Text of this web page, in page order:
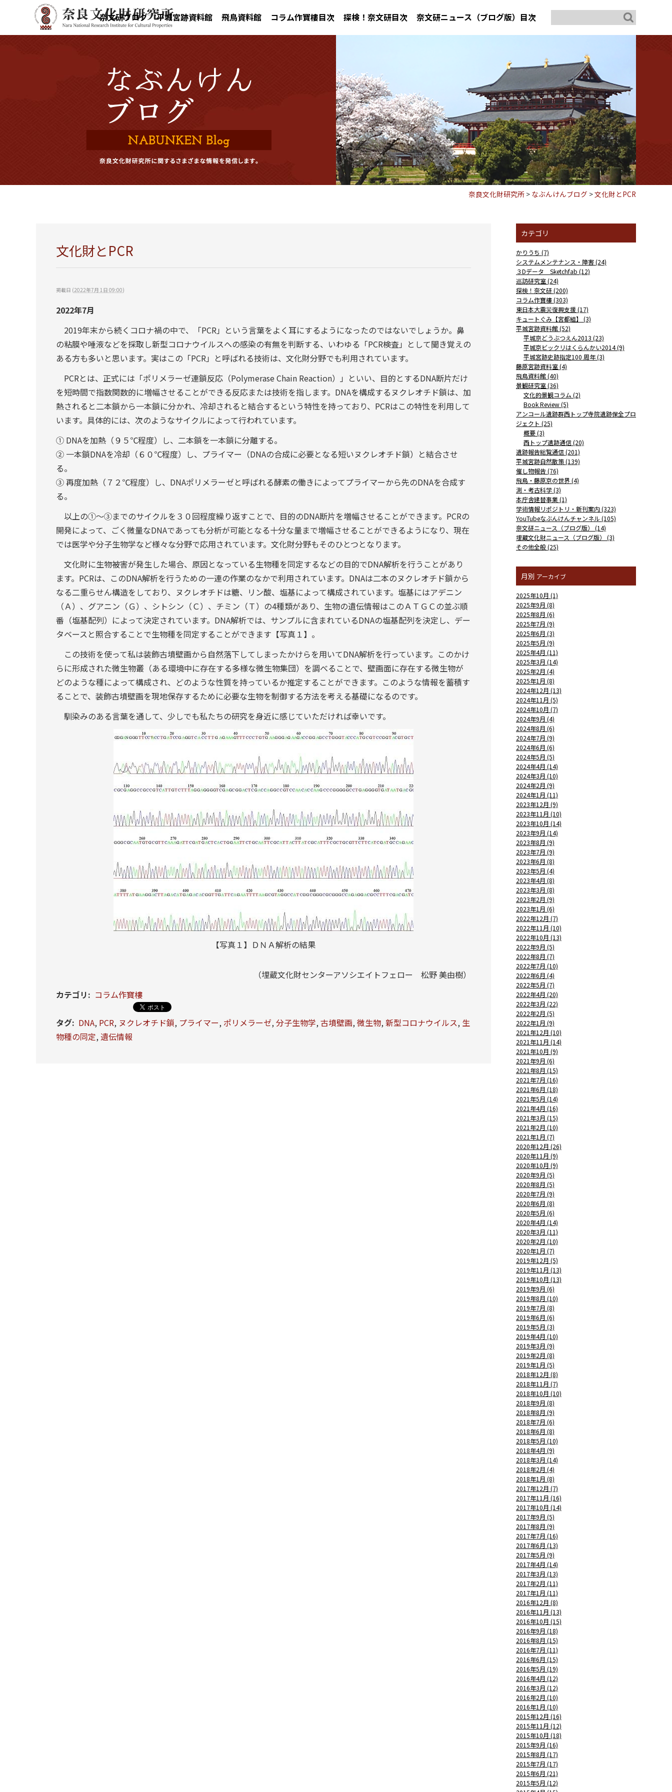
奈文研ブログ 平城宮跡資料館 飛鳥資料館 コラム作寶樓目次 探検！奈文研目次 奈文研ニュース（ブログ版）目次
奈良文化財研究所 > なぶんけんブログ >文化財とPCR
文化財とPCR
掲載日 (2022年7月 1日 09:00)
2022年7月
2019年末から続くコロナ禍の中で、「PCR」という言葉をよく耳にするようになったのではないでしょうか。鼻
の粘膜や唾液などを採取し新型コロナウイルスへの感染の有無を判断する、いわゆる「PCR検査」として聞き覚えの
ある方も多いと思います。実はこの「PCR」と呼ばれる技術は、文化財分野でも利用されています。
PCRとは、正式には「ポリメラーゼ連鎖反応（Polymerase Chain Reaction）」といい、目的とするDNA断片だけ
を短時間で指数関数的に増幅させることができる反応または技術を指します。DNAを構成するヌクレオチド鎖は、加
熱されると二本鎖から一本鎖に分かれ、冷却されると結合するという特性を持っており、PCRはこの特性を利用して
います。具体的には、次のようなサイクルによって行われています。
① DNAを加熱（９５℃程度）し、二本鎖を一本鎖に分離する。
② 一本鎖DNAを冷却（６０℃程度）し、プライマー（DNAの合成に必要となる短いヌクレオチド鎖）と結合させ
る。
③ 再度加熱（７２℃程度）し、DNAポリメラーゼと呼ばれる酵素の働きによってプライマーから先のDNAを合成す
る。
以上の①～③までのサイクルを３０回程度繰り返すことで、目的のDNA断片を増幅させることができます。PCRの
開発によって、ごく微量なDNAであっても分析が可能となる十分な量まで増幅させることができるようになり、現在
では医学や分子生物学など様々な分野で応用されています。文化財分野もそのひとつとなります。
文化財に生物被害が発生した場合、原因となっている生物種を同定するなどの目的でDNA解析を行うことがあり
ます。PCRは、このDNA解析を行うための一連の作業のなかで利用されています。DNAは二本のヌクレオチド鎖から
なる二重らせん構造をしており、ヌクレオチドは糖、リン酸、塩基によって構成されています。塩基にはアデニン
（Ａ）、グアニン（Ｇ）、シトシン（Ｃ）、チミン（Ｔ）の4種類があり、生物の遺伝情報はこのＡＴＧＣの並ぶ順
番（塩基配列）によって決定されています。DNA解析では、サンプルに含まれているDNAの塩基配列を決定し、デー
タベースと照合することで生物種を同定することができます【写真１】。
この技術を使って私は装飾古墳壁画から自然落下してしまったかけらを用いてDNA解析を行っています。このかけ
らに形成された微生物叢（ある環境中に存在する多様な微生物集団）を調べることで、壁画面に存在する微生物が
どのような種によって構成され、どのような性質を持っているか推定することができます。このような情報を蓄積す
ることで、装飾古墳壁画を現地保存するために必要な生物を制御する方法を考える基礎になるのです。
馴染みのある言葉を通して、少しでも私たちの研究を身近に感じていただければ幸いです。
【写真１】ＤＮＡ解析の結果
（埋蔵文化財センターアソシエイトフェロー 松野 美由樹）
カテゴリ: コラム作寶樓
タグ: DNA, PCR, ヌクレオチド鎖, プライマー, ポリメラーゼ, 分子生物学, 古墳壁画, 微生物, 新型コロナウイルス, 生
物種の同定, 遺伝情報
カテゴリ
かりうち (7)
システムメンテナンス・障害 (24)
３Dデータ Sketchfab (12)
巡訪研究室 (24)
探検！奈文研 (200)
コラム作寶樓 (303)
東日本大震災復興支援 (17)
キュートぐみ【宮都組】 (3)
平城宮跡資料館 (52)
平城京どうぶつえん2013 (23)
平城京ビックリはくらんかい2014 (9)
平城宮跡史跡指定100 周年 (3)
藤原宮跡資料室 (4)
飛鳥資料館 (40)
景観研究室 (36)
文化的景観コラム (2)
Book Review (5)
アンコール遺跡群西トップ寺院遺跡保全プロ
ジェクト (25)
概要 (3)
西トップ遺跡通信 (20)
遺跡報告総覧通信 (201)
平城宮跡自然散策 (139)
催し物報告 (76)
飛鳥・藤原京の世界 (4)
測・考古科学 (3)
本庁舎建替事業 (1)
学術情報リポジトリ・新刊案内 (323)
YouTubeなぶんけんチャンネル (105)
奈文研ニュース（ブログ版） (14)
埋蔵文化財ニュース（ブログ版） (3)
その他全般 (25)
月別 アーカイブ
2025年10月 (1)
2025年9月 (8)
2025年8月 (6)
2025年7月 (9)
2025年6月 (3)
2025年5月 (9)
2025年4月 (11)
2025年3月 (14)
2025年2月 (4)
2025年1月 (8)
2024年12月 (13)
2024年11月 (5)
2024年10月 (7)
2024年9月 (4)
2024年8月 (6)
2024年7月 (9)
2024年6月 (6)
2024年5月 (5)
2024年4月 (14)
2024年3月 (10)
2024年2月 (9)
2024年1月 (11)
2023年12月 (9)
2023年11月 (10)
2023年10月 (14)
2023年9月 (14)
2023年8月 (9)
2023年7月 (9)
2023年6月 (8)
2023年5月 (4)
2023年4月 (8)
2023年3月 (8)
2023年2月 (9)
2023年1月 (6)
2022年12月 (7)
2022年11月 (10)
2022年10月 (13)
2022年9月 (5)
2022年8月 (7)
2022年7月 (10)
2022年6月 (4)
2022年5月 (7)
2022年4月 (20)
2022年3月 (22)
2022年2月 (5)
2022年1月 (9)
2021年12月 (10)
2021年11月 (14)
2021年10月 (9)
2021年9月 (6)
2021年8月 (15)
2021年7月 (16)
2021年6月 (18)
2021年5月 (14)
2021年4月 (16)
2021年3月 (15)
2021年2月 (10)
2021年1月 (7)
2020年12月 (26)
2020年11月 (9)
2020年10月 (9)
2020年9月 (5)
2020年8月 (5)
2020年7月 (9)
2020年6月 (8)
2020年5月 (6)
2020年4月 (14)
2020年3月 (11)
2020年2月 (10)
2020年1月 (7)
2019年12月 (5)
2019年11月 (13)
2019年10月 (13)
2019年9月 (6)
2019年8月 (10)
2019年7月 (8)
2019年6月 (6)
2019年5月 (3)
2019年4月 (10)
2019年3月 (9)
2019年2月 (8)
2019年1月 (5)
2018年12月 (8)
2018年11月 (7)
2018年10月 (10)
2018年9月 (8)
2018年8月 (9)
2018年7月 (6)
2018年6月 (8)
2018年5月 (10)
2018年4月 (9)
2018年3月 (14)
2018年2月 (4)
2018年1月 (8)
2017年12月 (7)
2017年11月 (16)
2017年10月 (14)
2017年9月 (5)
2017年8月 (9)
2017年7月 (16)
2017年6月 (13)
2017年5月 (9)
2017年4月 (14)
2017年3月 (13)
2017年2月 (11)
2017年1月 (11)
2016年12月 (8)
2016年11月 (13)
2016年10月 (15)
2016年9月 (18)
2016年8月 (15)
2016年7月 (11)
2016年6月 (15)
2016年5月 (19)
2016年4月 (12)
2016年3月 (12)
2016年2月 (10)
2016年1月 (10)
2015年12月 (16)
2015年11月 (12)
2015年10月 (18)
2015年9月 (16)
2015年8月 (17)
2015年7月 (17)
2015年6月 (21)
2015年5月 (12)